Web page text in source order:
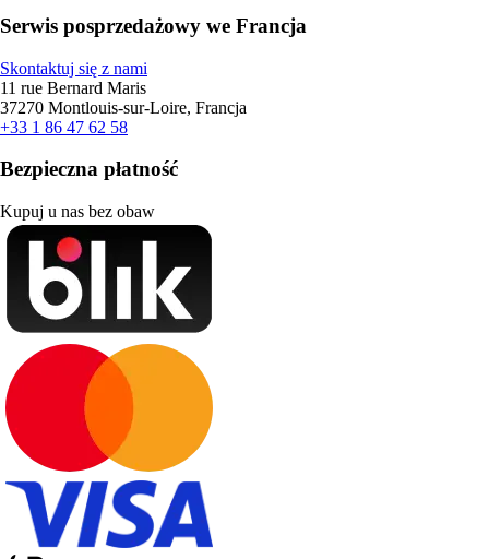
Serwis posprzedażowy we Francja
Skontaktuj się z nami
11 rue Bernard Maris
37270 Montlouis-sur-Loire, Francja
+33 1 86 47 62 58
Bezpieczna płatność
Kupuj u nas bez obaw